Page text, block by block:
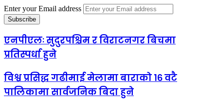
Enter your Email address
एनपीएलः सुदुरपश्चिम र विराटनगर बिचमा
प्रतिस्पर्धा हुने
विश्व प्रसिद्ध गढीमाई मेलामा बाराको १६ वटै
पालिकामा सार्वजनिक बिदा हुने